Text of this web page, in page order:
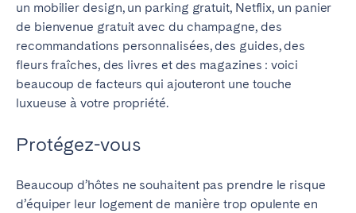
un mobilier design, un parking gratuit, Netflix, un panier
de bienvenue gratuit avec du champagne, des
recommandations personnalisées, des guides, des
fleurs fraîches, des livres et des magazines : voici
beaucoup de facteurs qui ajouteront une touche
luxueuse à votre propriété.
Protégez-vous
Beaucoup d’hôtes ne souhaitent pas prendre le risque
d’équiper leur logement de manière trop opulente en